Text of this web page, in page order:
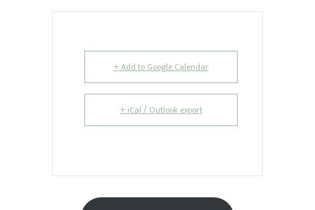
+ Add to Google Calendar
+ iCal / Outlook export